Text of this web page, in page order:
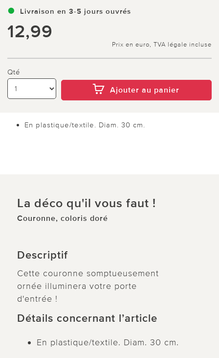
Livraison en 3-5 jours ouvrés
12,99
Prix en euro, TVA légale incluse
Qté
Ajouter au panier
En plastique/textile. Diam. 30 cm.
La déco qu'il vous faut !
Couronne, coloris doré
Descriptif
Cette couronne somptueusement
ornée illuminera votre porte
d'entrée !
Détails concernant l’article
En plastique/textile. Diam. 30 cm.